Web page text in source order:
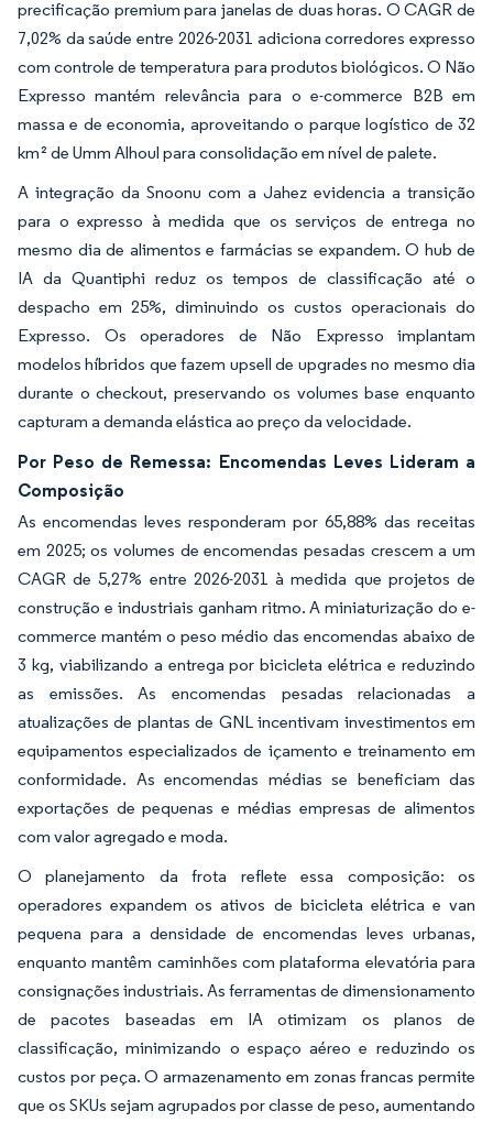
precificação premium para janelas de duas horas. O CAGR de
7,02% da saúde entre 2026-2031 adiciona corredores expresso
com controle de temperatura para produtos biológicos. O Não
Expresso mantém relevância para o e-commerce B2B em
massa e de economia, aproveitando o parque logístico de 32
km² de Umm Alhoul para consolidação em nível de palete.
A integração da Snoonu com a Jahez evidencia a transição
para o expresso à medida que os serviços de entrega no
mesmo dia de alimentos e farmácias se expandem. O hub de
IA da Quantiphi reduz os tempos de classificação até o
despacho em 25%, diminuindo os custos operacionais do
Expresso. Os operadores de Não Expresso implantam
modelos híbridos que fazem upsell de upgrades no mesmo dia
durante o checkout, preservando os volumes base enquanto
capturam a demanda elástica ao preço da velocidade.
Por Peso de Remessa: Encomendas Leves Lideram a
Composição
As encomendas leves responderam por 65,88% das receitas
em 2025; os volumes de encomendas pesadas crescem a um
CAGR de 5,27% entre 2026-2031 à medida que projetos de
construção e industriais ganham ritmo. A miniaturização do e-
commerce mantém o peso médio das encomendas abaixo de
3 kg, viabilizando a entrega por bicicleta elétrica e reduzindo
as emissões. As encomendas pesadas relacionadas a
atualizações de plantas de GNL incentivam investimentos em
equipamentos especializados de içamento e treinamento em
conformidade. As encomendas médias se beneficiam das
exportações de pequenas e médias empresas de alimentos
com valor agregado e moda.
O planejamento da frota reflete essa composição: os
operadores expandem os ativos de bicicleta elétrica e van
pequena para a densidade de encomendas leves urbanas,
enquanto mantêm caminhões com plataforma elevatória para
consignações industriais. As ferramentas de dimensionamento
de pacotes baseadas em IA otimizam os planos de
classificação, minimizando o espaço aéreo e reduzindo os
custos por peça. O armazenamento em zonas francas permite
que os SKUs sejam agrupados por classe de peso, aumentando